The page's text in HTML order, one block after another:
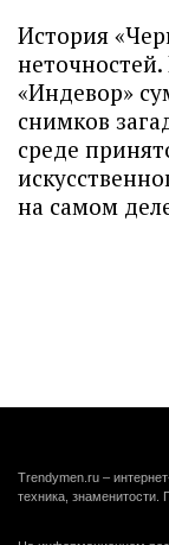
История
неточностей.
«Индевор»
снимков
среде
на самом
Trendymen.ru –
техника, знаменитости.